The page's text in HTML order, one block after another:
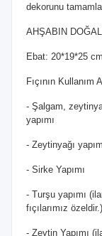
dekorunu
AHŞABIN
Ebat: 20*19*25
Fıçının Kullanım
- Şalgam,
yapımı
- Zeytinyağı
- Sirke Yapımı
- Turşu yapımı
fıçılarımız özeldir.)
- Zeytin Yapımı